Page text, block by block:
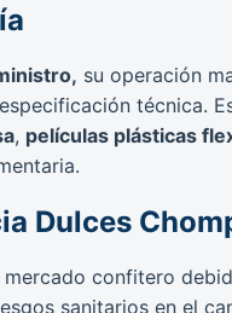
su operación
técnica.
, películas plásticas
Dulces
confitero
sanitarios en el